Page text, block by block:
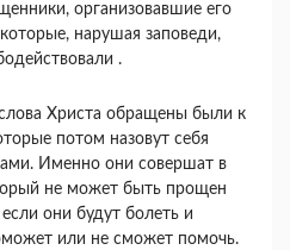
организовавшие его
нарушая заповеди,
.
Христа обращены были к
потом назо­вут себя
Именно они совершат в
не может быть прощен
они бу­дут болеть и
или не сможет помочь.